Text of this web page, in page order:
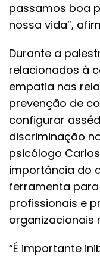
passamos boa
nossa vida”,
Durante a
relacionados à
empatia nas
prevenção de
configurar
discriminação
psicólogo
importância do
ferramenta
profissionais e
organizacionais
“É importante